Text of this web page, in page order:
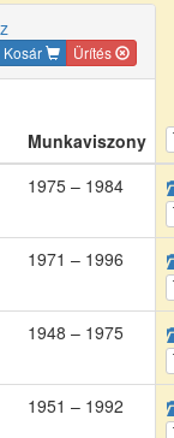
Kosár Ürítés
Munkaviszony
1975 – 1984
1971 – 1996
1948 – 1975
1951 – 1992